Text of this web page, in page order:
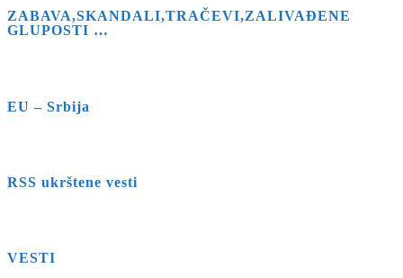
ZABAVA,SKANDALI,TRAČEVI,ZALIVAĐENE
GLUPOSTI …
EU – Srbija
RSS ukrštene vesti
VESTI